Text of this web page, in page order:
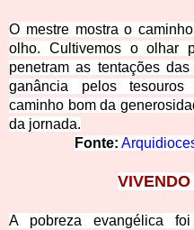
O mestre mostra o
olho. Cultivemos o olhar
penetram as tentações
ganância pelos
caminho bom da
da jornada.
Fonte:
A pobreza evangélica